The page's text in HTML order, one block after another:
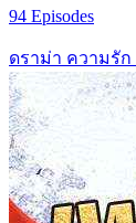
94 Episodes
ดราม่า ความรัก